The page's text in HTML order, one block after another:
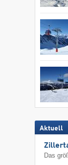
Aktuell
Das